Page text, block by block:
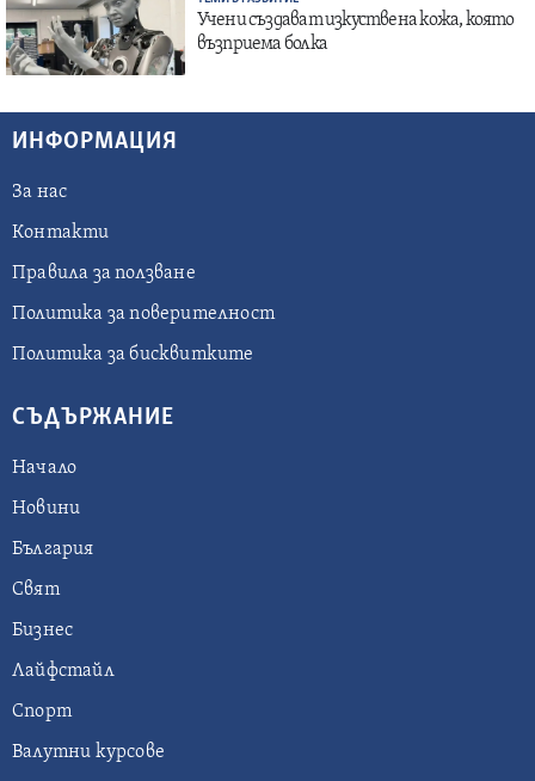
Учени създават изкуствена кожа, която
възприема болка
ИНФОРМАЦИЯ
За нас
Контакти
Правила за ползване
Политика за поверителност
Политика за бисквитките
СЪДЪРЖАНИЕ
Начало
Новини
България
Свят
Бизнес
Лайфстайл
Спорт
Валутни курсове